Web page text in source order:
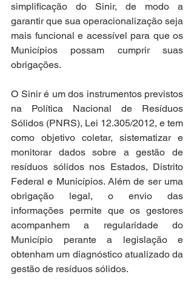
simplificação do Sinir, de modo a
garantir que sua operacionalização seja
mais funcional e acessível para que os
Municípios possam cumprir suas
obrigações.
O Sinir é um dos instrumentos previstos
na Política Nacional de Resíduos
Sólidos (PNRS), Lei 12.305/2012, e tem
como objetivo coletar, sistematizar e
monitorar dados sobre a gestão de
resíduos sólidos nos Estados, Distrito
Federal e Municípios. Além de ser uma
obrigação legal, o envio das
informações permite que os gestores
acompanhem a regularidade do
Município perante a legislação e
obtenham um diagnóstico atualizado da
gestão de resíduos sólidos.